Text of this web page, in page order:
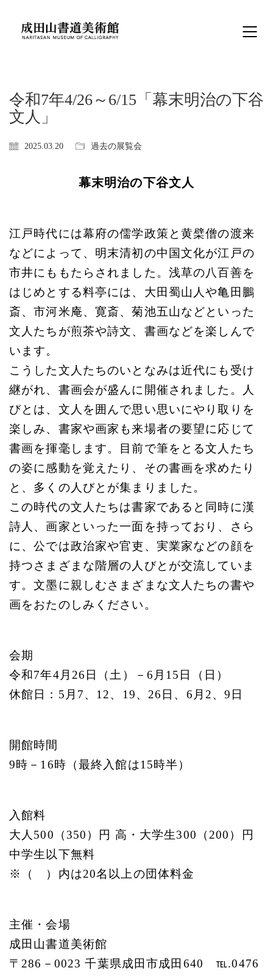
令和7年4/26～6/15「幕末明治の下谷
文人」
2025.03.20 過去の展覧会
幕末明治の下谷文人
江戸時代には幕府の儒学政策と黄檗僧の渡来
などによって、明末清初の中国文化が江戸の
市井にももたらされました。浅草の八百善を
はじめとする料亭には、大田蜀山人や亀田鵬
斎、市河米庵、寛斎、菊池五山などといった
文人たちが煎茶や詩文、書画などを楽しんで
います。
こうした文人たちのいとなみは近代にも受け
継がれ、書画会が盛んに開催されました。人
びとは、文人を囲んで思い思いにやり取りを
楽しみ、書家や画家も来場者の要望に応じて
書画を揮毫します。目前で筆をとる文人たち
の姿に感動を覚えたり、その書画を求めたり
と、多くの人びとが集まりました。
この時代の文人たちは書家であると同時に漢
詩人、画家といった一面を持っており、さら
に、公では政治家や官吏、実業家などの顔を
持つさまざまな階層の人びとが交流していま
す。文墨に親しむさまざまな文人たちの書や
画をおたのしみください。
会期
令和7年4月26日（土）－6月15日（日）
休館日：5月7、12、19、26日、6月2、9日
開館時間
9時－16時（最終入館は15時半）
入館料
大人500（350）円 高・大学生300（200）円
中学生以下無料
※（ ）内は20名以上の団体料金
主催・会場
成田山書道美術館
〒286－0023 千葉県成田市成田640 ℡.0476